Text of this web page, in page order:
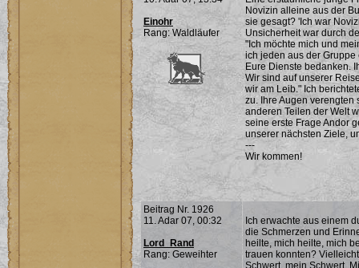
Einohr
Rang: Waldläufer
Novizin alleine aus der
sie gesagt? 'Ich war
Unsicherheit war durch
"Ich möchte mich und
ich jeden aus der Gruppe
Eure Dienste bedanken.
Wir sind auf unserer
wir am Leib." Ich
zu. Ihre Augen verengten
anderen Teilen der Welt
seine erste Frage Andor
unserer nächsten Ziele,
---
Wir kommen!
Beitrag Nr. 1926
11. Adar 07, 00:32
Lord_Rand
Rang: Geweihter
Ich erwachte aus einem
die Schmerzen und
heilte, mich heilte, mich
trauen konnten?
Schwert, mein Schwert.